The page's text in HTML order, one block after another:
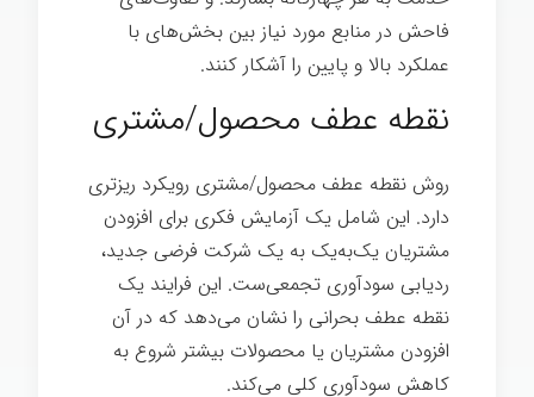
فاحش در منابع مورد نیاز بین بخش‌های با
عملکرد بالا و پایین را آشکار کنند.
نقطه عطف محصول/مشتری
روش نقطه عطف محصول/مشتری رویکرد ریزتری
دارد. این شامل یک آزمایش فکری برای افزودن
مشتریان یک‌به‌یک به یک شرکت فرضی جدید،
ردیابی سودآوری تجمعی‌ست. این فرایند یک
نقطه عطف بحرانی را نشان می‌دهد که در آن
افزودن مشتریان یا محصولات بیشتر شروع به
کاهش سودآوری کلی می‌کند.